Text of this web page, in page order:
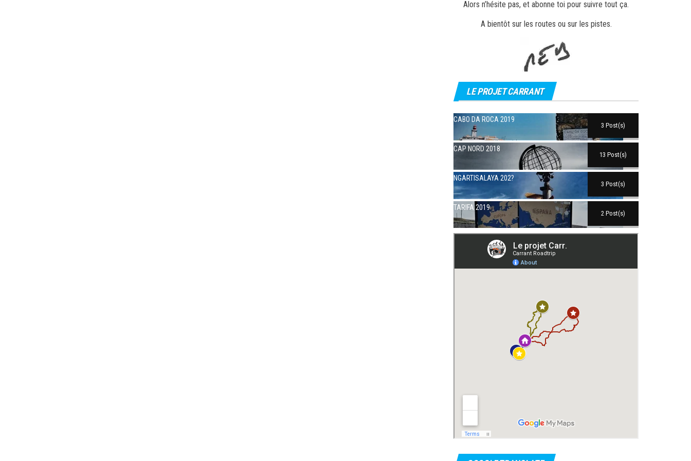
Alors n’hésite pas, et abonne toi pour suivre tout ça.
A bientôt sur les routes ou sur les pistes.
LE PROJET CARRANT
CABO DA ROCA 2019
3 Post(s)
CAP NORD 2018
13 Post(s)
NGARTISALAYA 202?
3 Post(s)
TARIFA 2019
2 Post(s)